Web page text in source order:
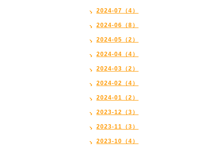
2024-07（4）
2024-06（8）
2024-05（2）
2024-04（4）
2024-03（2）
2024-02（4）
2024-01（2）
2023-12（3）
2023-11（3）
2023-10（4）